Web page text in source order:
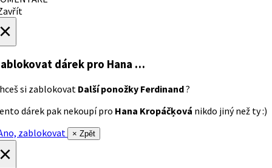
dárek pro Hana …
si zablokovat Další ponožky Ferdinand?
dárek pak nekoupí pro Hana Kropáčķová nikdo jiný než ty :)
zablokovat
× Zpět